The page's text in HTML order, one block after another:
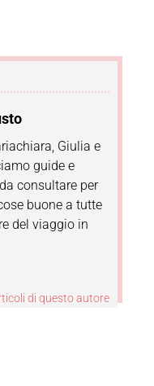
Giulia e
guide e
consultare per
buone a tutte
del viaggio in
di questo autore